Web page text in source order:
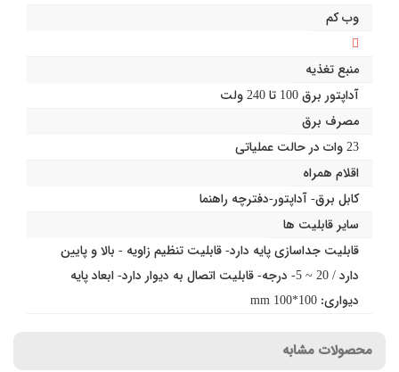
وب کم
منبع تغذیه
آداپتور برق 100 تا 240 ولت
مصرف برق
23 وات در حالت عملیاتی
اقلام همراه
کابل برق- آداپتور-دفترچه راهنما
سایر قابلیت ها
قابلیت جداسازی پایه دارد- قابلیت تنظیم زاویه - بالا و پایین
دارد / 20 ~ 5- درجه- قابلیت اتصال به دیوار دارد- ابعاد پایه
دیواری: 100*100 mm
محصولات مشابه